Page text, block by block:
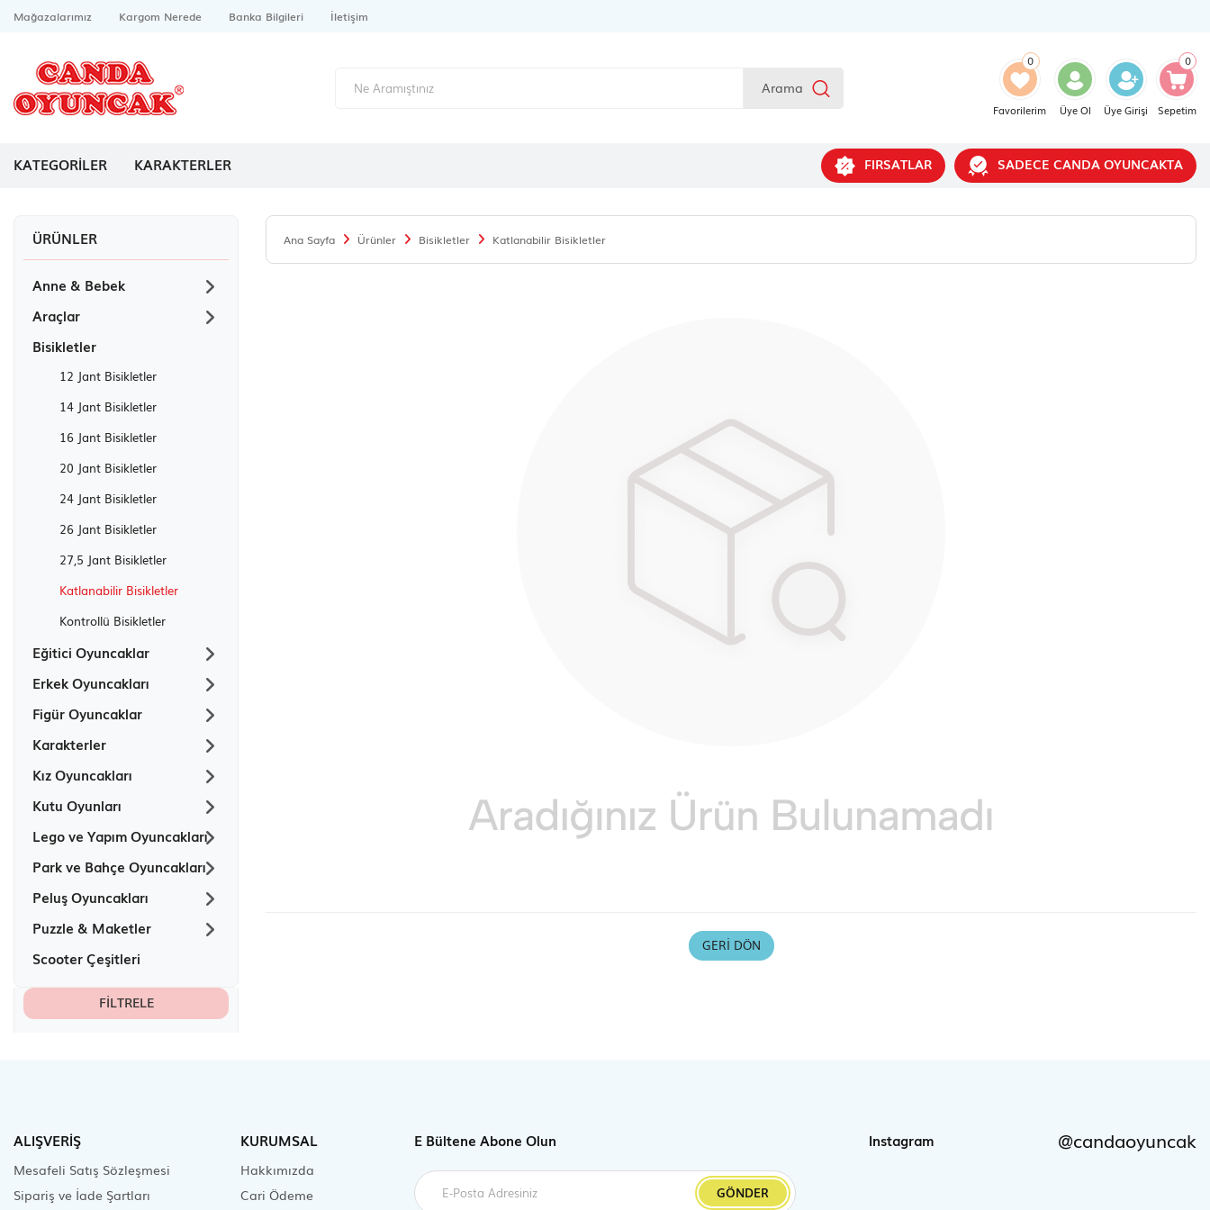
Mağazalarımız Kargom Nerede Banka Bilgileri İletişim
Arama
0
Favorilerim Üye Ol Üye Girişi
0
Sepetim
KATEGORİLER KARAKTERLER FIRSATLAR SADECE CANDA OYUNCAKTA
ÜRÜNLER
Anne & Bebek
Araçlar
Bisikletler
12 Jant Bisikletler
14 Jant Bisikletler
16 Jant Bisikletler
20 Jant Bisikletler
24 Jant Bisikletler
26 Jant Bisikletler
27,5 Jant Bisikletler
Katlanabilir Bisikletler
Kontrollü Bisikletler
Eğitici Oyuncaklar
Erkek Oyuncakları
Figür Oyuncaklar
Karakterler
Kız Oyuncakları
Kutu Oyunları
Lego ve Yapım Oyuncakları
Park ve Bahçe Oyuncakları
Peluş Oyuncakları
Puzzle & Maketler
Scooter Çeşitleri
FILTRELE
Ana Sayfa Ürünler Bisikletler Katlanabilir Bisikletler
GERI DÖN
ALIŞVERİŞ
Mesafeli Satış Sözleşmesi
Sipariş ve İade Şartları
KURUMSAL
Hakkımızda
Cari Ödeme
E Bültene Abone Olun
GÖNDER
Instagram @candaoyuncak